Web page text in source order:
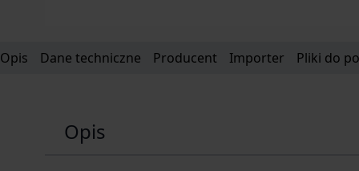
Opis Dane techniczne Producent Importer Pliki do
Opis